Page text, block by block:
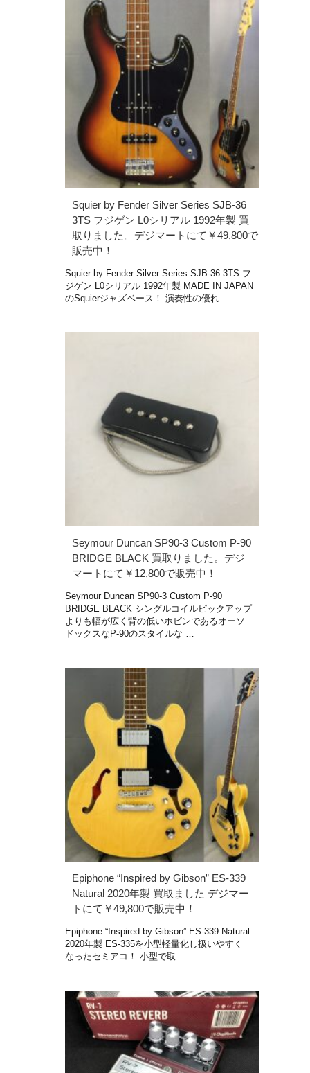
Squier by Fender Silver Series SJB-36
3TS フジゲン L0シリアル 1992年製 買
取りました。デジマートにて￥49,800で
販売中！
Squier by Fender Silver Series SJB-36 3TS フ
ジゲン L0シリアル 1992年製 MADE IN JAPAN
のSquierジャズベース！ 演奏性の優れ …
Seymour Duncan SP90-3 Custom P-90
BRIDGE BLACK 買取りました。デジ
マートにて￥12,800で販売中！
Seymour Duncan SP90-3 Custom P-90
BRIDGE BLACK シングルコイルピックアップ
よりも幅が広く背の低いホビンであるオーソ
ドックスなP-90のスタイルな …
Epiphone “Inspired by Gibson” ES-339
Natural 2020年製 買取ました デジマー
トにて￥49,800で販売中！
Epiphone “Inspired by Gibson” ES-339 Natural
2020年製 ES-335を小型軽量化し扱いやすく
なったセミアコ！ 小型で取 …